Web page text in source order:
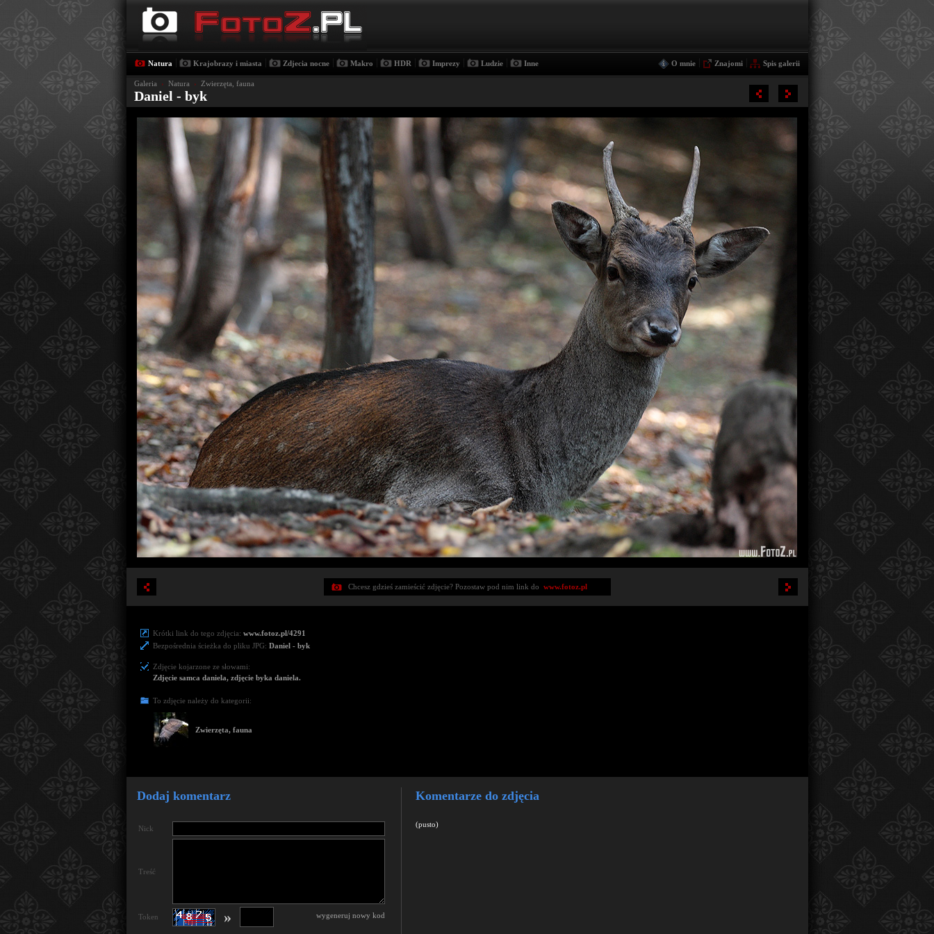
Natura Krajobrazy i miasta Zdjecia nocne Makro HDR Imprezy Ludzie Inne O mnie Znajomi Spis galerii
Galeria › Natura › Zwierzęta, fauna
Daniel - byk
Chcesz gdzieś zamieścić zdjęcie? Pozostaw pod nim link do www.fotoz.pl
Krótki link do tego zdjęcia: www.fotoz.pl/4291
Bezpośrednia ścieżka do pliku JPG: Daniel - byk
Zdjęcie kojarzone ze słowami:
Zdjęcie samca daniela, zdjęcie byka daniela.
To zdjęcie należy do kategorii:
Zwierzęta, fauna
Dodaj komentarz
Nick
Treść
Token wygeneruj nowy kod
»
Komentarze do zdjęcia
(pusto)